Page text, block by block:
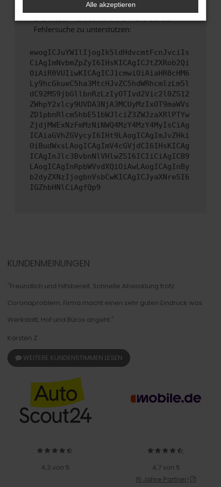
versuchen, das Problem zu beheben. Du kannst
uns diesen Text schicken, um uns bei der
Fehlersuche zu unterstützen:
ewogICJuYW1lIjogIk5ldHdvcmtFcnJvciIs
CiAgImNvbmZpZyI6IHsKICAgICJtZXRob2Qi
OiAiR0VUIiwKICAgICJ1cmwiOiAiaHR0cHM6
Ly9hcGkueC5ha3MtcHJvZC5hdWRhcmlzLm5l
dC92MS9jbGllbnRzLzIyOTIvd2Vic2l0ZS12
ZWhpY2xlcy9UVDA3NjA3MCUyMzIxOT9maWVs
ZD1pbnRlcm5hbE51bWJlciZ3ZWJzaXRlPTYw
ZjdjMWExNzFmMzNiNWQ4MzY4MzY4MyIsCiAg
ICAiaGVhZGVycyI6IHt9LAogICAgImJvZHki
OiBudWxsLAogICAgImV4cGVjdCI6IHsKICAg
ICAgInJlc3BvbnNlVHlwZSI6ICIiCiAgICB9
LAogICAgInRpbWVvdXQiOiAwLAogICAgInBy
b2dyZXNzIjogbnVsbCwKICAgICJyaXNreSI6
IGZhbHNlCiAgfQp9
KUNDENMEINUNGEN
"Freundlich und hilfsbereit. Schnelle Abwicklung trotz
Coronaproblem. Firma macht einen sehr guten Eindruck was
Werkstatt, Hof und Büros angeht."
Karsten Z.
WEITERE KUNDENSTIMMEN LESEN
4,3 von 5
4,7 von 5
15 Jahre Partner!
Alle akzeptieren